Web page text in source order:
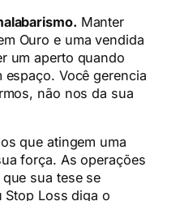
Manter
Ouro e uma vendida
um aperto quando
espaço. Você gerencia
não nos da sua
que atingem uma
força. As operações
sua tese se
Stop Loss diga o